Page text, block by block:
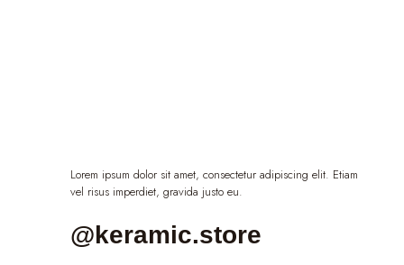
Lorem ipsum dolor sit amet, consectetur adipiscing elit. Etiam
vel risus imperdiet, gravida justo eu.
@keramic.store